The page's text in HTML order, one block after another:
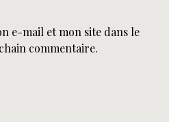
e-mail et mon site dans le
commentaire.